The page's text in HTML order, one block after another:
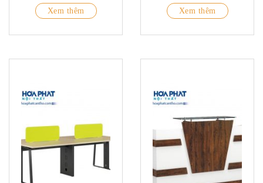
Xem thêm
Xem thêm